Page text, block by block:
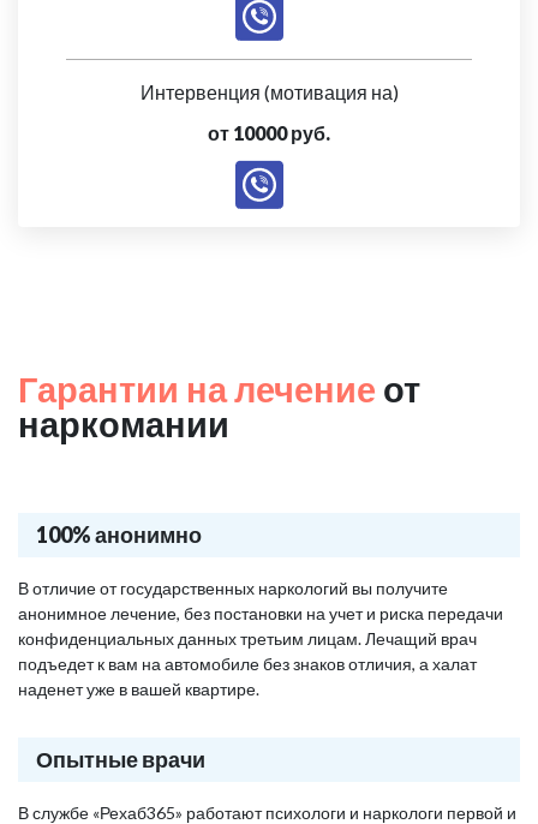
Интервенция (мотивация на)
от 10000 руб.
Гарантии на лечение от
наркомании
100% анонимно
В отличие от государственных наркологий вы получите
анонимное лечение, без постановки на учет и риска передачи
конфиденциальных данных третьим лицам. Лечащий врач
подъедет к вам на автомобиле без знаков отличия, а халат
наденет уже в вашей квартире.
Опытные врачи
В службе «Рехаб365» работают психологи и наркологи первой и